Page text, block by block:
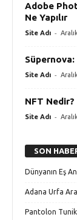
Adobe
Ne Yapılır
Site Adı -
Süpernova:
Site Adı -
NFT Nedir?
Site Adı -
SON
Dünyanın Eş
Adana Urfa
Pantolon Tunik